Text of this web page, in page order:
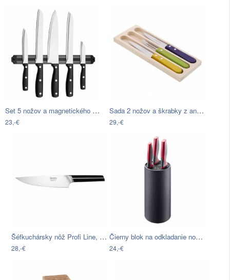
Set 5 nožov a magnetického držiaka…
23,-€
Sada 2 nožov a škrabky z antikoro ocele…
29,-€
Šéfkuchársky nôž Profi Line, čepeľ: 20…
28,-€
Čierny blok na odkladanie nožov Westmark
24,-€